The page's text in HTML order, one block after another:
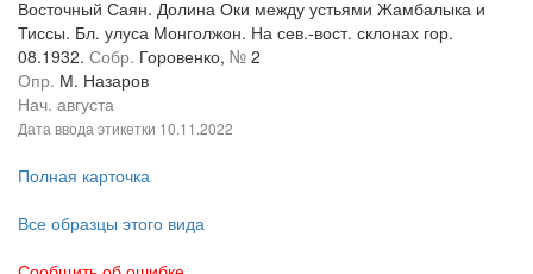
Восточный Саян. Долина Оки между устьями Жамбалыка и
Тиссы. Бл. улуса Монголжон. На сев.-вост. склонах гор.
08.1932. Собр. Горовенко, № 2
Опр. М. Назаров
Нач. августа
Дата ввода этикетки 10.11.2022
Полная карточка
Все образцы этого вида